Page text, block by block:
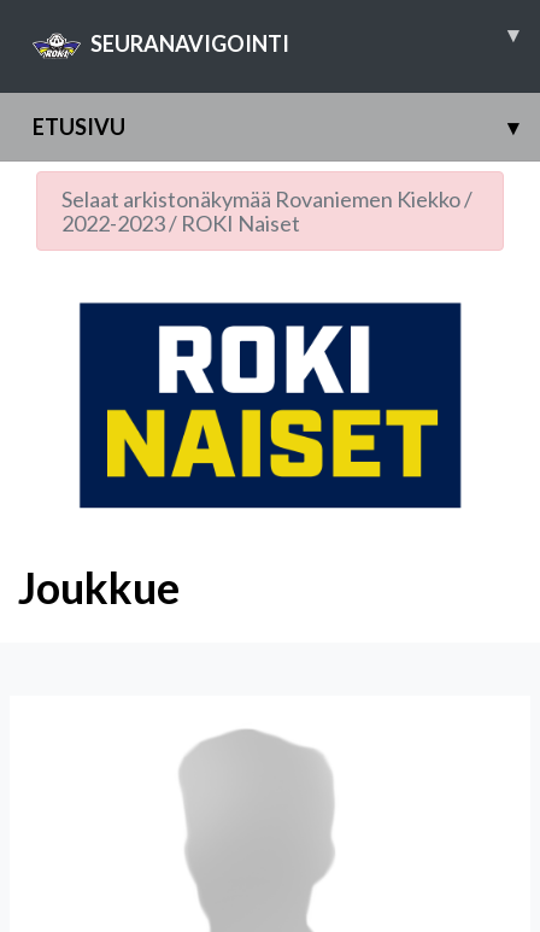
SEURANAVIGOINTI ▾
ETUSIVU ▾
Selaat arkistonäkymää Rovaniemen Kiekko/
2022-2023/ ROKI Naiset
Joukkue